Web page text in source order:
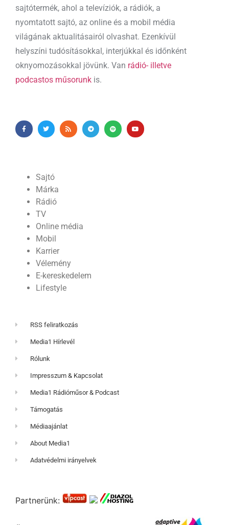
sajtótermék, ahol a televíziók, a rádiók, a
nyomtatott sajtó, az online és a mobil média
világának aktualitásairól olvashat. Ezenkívül
helyszíni tudósításokkal, interjúkkal és időnként
oknyomozásokkal jövünk. Van rádió- illetve
podcastos műsorunk is.
Sajtó
Márka
Rádió
TV
Online média
Mobil
Karrier
Vélemény
E-kereskedelem
Lifestyle
RSS feliratkozás
Media1 Hírlevél
Rólunk
Impresszum & Kapcsolat
Media1 Rádióműsor & Podcast
Támogatás
Médiaajánlat
About Media1
Adatvédelmi irányelvek
Partnerünk: